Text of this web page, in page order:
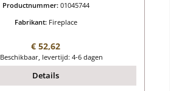
Productnummer: 01045744
Fabrikant: Fireplace
Normale prijs:
€ 52,62
Beschikbaar, levertijd: 4-6 dagen
Details